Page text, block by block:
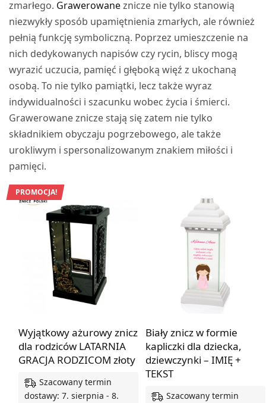
zmarłego. Grawerowaneznicze nie tylko stanowią
niezwykły sposób upamiętnienia zmarłych, ale również
pełnią funkcję symboliczną. Poprzez umieszczenie na
nich dedykowanych napisów czy rycin, bliscy mogą
wyrazić uczucia, pamięć i głęboką więź z ukochaną
osobą. To nie tylko pamiątki, lecz także wyraz
indywidualności i szacunku wobec życia i śmierci.
Grawerowane znicze stają się zatem nie tylko
składnikiem obyczaju pogrzebowego, ale także
urokliwym i spersonalizowanym znakiem miłości i
pamięci.
PROMOCJA!
Wyjątkowy ażurowy znicz
dla rodziców LATARNIA
GRACJA RODZICOM złoty
Szacowany termin
dostawy: 7. sierpnia - 8.
Biały znicz w formie
kapliczki dla dziecka,
dziewczynki – IMIĘ +
TEKST
Szacowany termin